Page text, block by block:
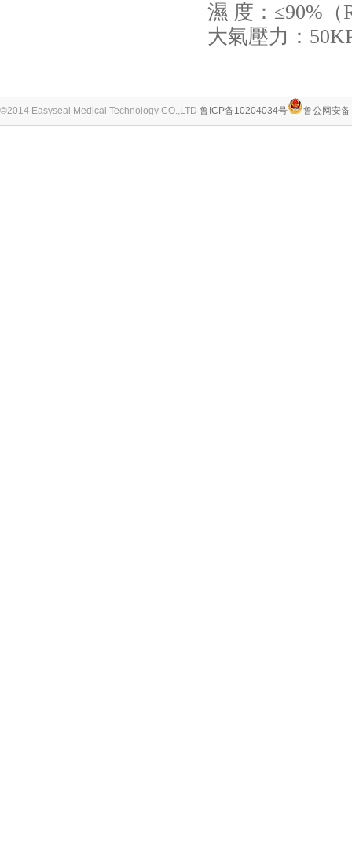
濕 度：≤90%（
大氣壓力：
©2014 Easyseal Medical Technology CO.,LTD 鲁ICP备10204034号 鲁公网安